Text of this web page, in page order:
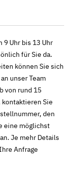
9 Uhr bis 13 Uhr
für Sie da.
können Sie sich
unser Team
von rund 15
Sie
den
eine möglichst
Je mehr Details
Anfrage